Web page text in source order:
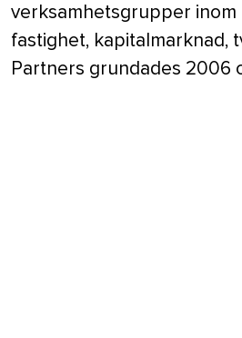
verksamhetsgrupper inom
fastighet, kapitalmarknad,
Partners grundades 2006